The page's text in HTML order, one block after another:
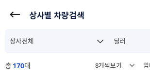
상사별 차량검색
총 170대